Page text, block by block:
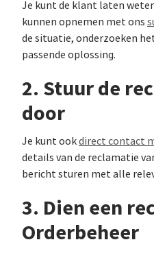
Je kunt de klant laten
kunnen opnemen met ons
de situatie, onderzoeken
passende oplossing.
2. Stuur de
door
Je kunt ookdirect contact
details van de reclamatie
bericht sturen met alle
3. Dien een
Orderbeheer